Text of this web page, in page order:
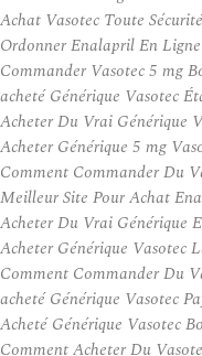
Achat Vasotec Toute Sécurité
Ordonner Enalapril En Ligne
Commander Vasotec 5 mg
acheté Générique Vasotec
Acheter Du Vrai Générique
Acheter Générique 5 mg
Comment Commander Du
Meilleur Site Pour Achat
Acheter Du Vrai Générique
Acheter Générique Vasotec
Comment Commander Du
acheté Générique Vasotec
Acheté Générique Vasotec
Comment Acheter Du